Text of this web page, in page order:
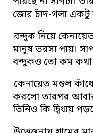
জোর চাঁদ-গলা একটু
বন্দুক নিয়ে
মানুষ ভরসা পায়।
বন্দুকও তো কম কথা
কেনায়েত মণ্ডল
করলো তারপর আবার
তিনিও কি দ্বিধায়